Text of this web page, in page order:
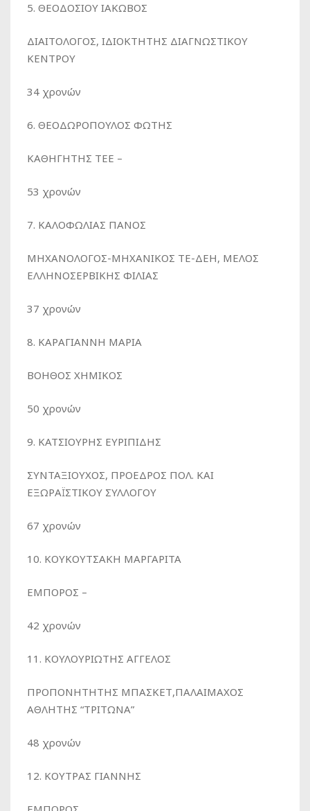
5. ΘΕΟΔΟΣΙΟΥ ΙΑΚΩΒΟΣ
ΔΙΑΙΤΟΛΟΓΟΣ, ΙΔΙΟΚΤΗΤΗΣ ΔΙΑΓΝΩΣΤΙΚΟΥ
ΚΕΝΤΡΟΥ
34 χρονών
6. ΘΕΟΔΩΡΟΠΟΥΛΟΣ ΦΩΤΗΣ
ΚΑΘΗΓΗΤΗΣ ΤΕΕ –
53 χρονών
7. ΚΑΛΟΦΩΛΙΑΣ ΠΑΝΟΣ
ΜΗΧΑΝΟΛΟΓΟΣ-ΜΗΧΑΝΙΚΟΣ ΤΕ-ΔΕΗ, ΜΕΛΟΣ
ΕΛΛΗΝΟΣΕΡΒΙΚΗΣ ΦΙΛΙΑΣ
37 χρονών
8. ΚΑΡΑΓΙΑΝΝΗ ΜΑΡΙΑ
ΒΟΗΘΟΣ ΧΗΜΙΚΟΣ
50 χρονών
9. ΚΑΤΣΙΟΥΡΗΣ ΕΥΡΙΠΙΔΗΣ
ΣΥΝΤΑΞΙΟΥΧΟΣ, ΠΡΟΕΔΡΟΣ ΠΟΛ. ΚΑΙ
ΕΞΩΡΑΪΣΤΙΚΟΥ ΣΥΛΛΟΓΟΥ
67 χρονών
10. ΚΟΥΚΟΥΤΣΑΚΗ ΜΑΡΓΑΡΙΤΑ
ΕΜΠΟΡΟΣ –
42 χρονών
11. ΚΟΥΛΟΥΡΙΩΤΗΣ ΑΓΓΕΛΟΣ
ΠΡΟΠΟΝΗΤΗΤΗΣ ΜΠΑΣΚΕΤ,ΠΑΛΑΙΜΑΧΟΣ
ΑΘΛΗΤΗΣ “ΤΡΙΤΩΝΑ”
48 χρονών
12. ΚΟΥΤΡΑΣ ΓΙΑΝΝΗΣ